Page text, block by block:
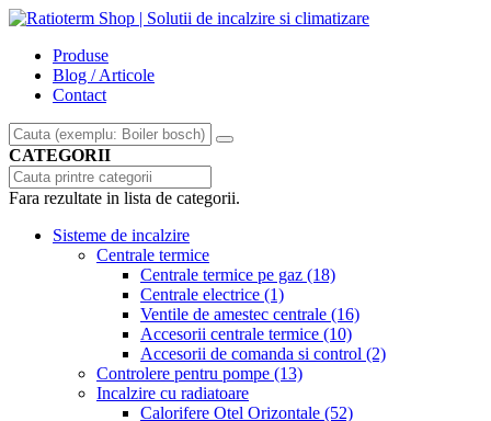
Produse
Blog / Articole
Contact
CATEGORII
Fara rezultate in lista de categorii.
Sisteme de incalzire
Centrale termice
Centrale termice pe gaz (18)
Centrale electrice (1)
Ventile de amestec centrale (16)
Accesorii centrale termice (10)
Accesorii de comanda si control (2)
Controlere pentru pompe (13)
Incalzire cu radiatoare
Calorifere Otel Orizontale (52)